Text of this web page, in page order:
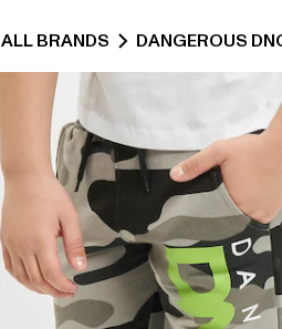
ALL BRANDS DANGEROUS